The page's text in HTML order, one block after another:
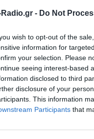
Radio.gr - Do Not
wish to opt-out of the
information for
your selection. Please
seeing interest-based
disclosed to third
disclosure of your
This information
Participants that